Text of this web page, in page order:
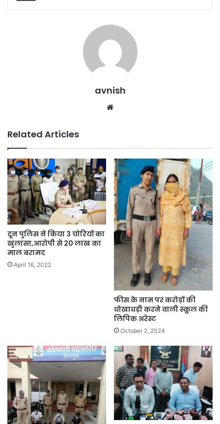
avnish
Related Articles
दून पुलिस ने किया 3 चोरियों का
खुलासा,आरोपी से 20 लाख का
माल बरामद
April 16, 2022
फीस के नाम पर करोड़ों की
धोखाधड़ी करने वाली स्कूल की
लिपिक अरेस्ट
October 2, 2024